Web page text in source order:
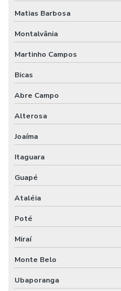
Revestimento Para Piso
Revestimento Para Pisos De
Revestimento Para Pisos
Revestimento Piso Industrial
Revestimento Químico Para
Revestimento Uretano Alta
Revestimento Uretano
Revestimento Uretano
Revestimento Uretano
Revestimento Uretano Para
Revestimentos Epóxi
Matias Barbosa
Montalvânia
Martinho Campos
Bicas
Abre Campo
Alterosa
Joaíma
Itaguara
Guapé
Ataléia
Poté
Miraí
Monte Belo
Ubaporanga